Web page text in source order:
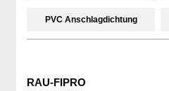
PVC Anschlagdichtung
RAU-FIPRO